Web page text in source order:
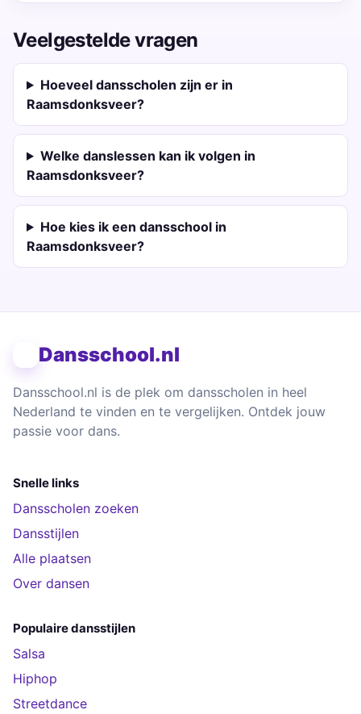
Veelgestelde vragen
Hoeveel dansscholen zijn er in
Raamsdonksveer?
Welke danslessen kan ik volgen in
Raamsdonksveer?
Hoe kies ik een dansschool in
Raamsdonksveer?
Dansschool.nl
Dansschool.nl is de plek om dansscholen in heel
Nederland te vinden en te vergelijken. Ontdek jouw
passie voor dans.
Snelle links
Dansscholen zoeken
Dansstijlen
Alle plaatsen
Over dansen
Populaire dansstijlen
Salsa
Hiphop
Streetdance